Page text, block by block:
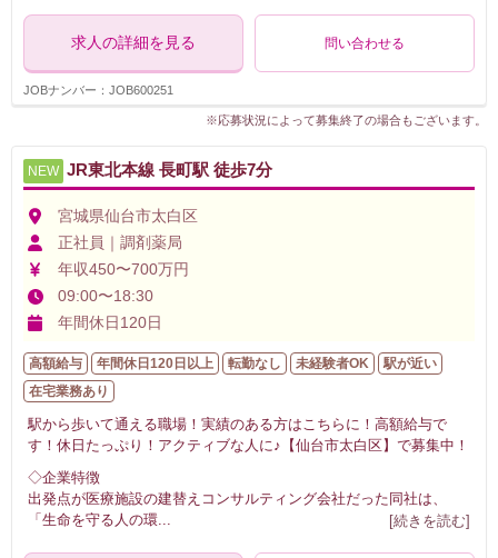
求人の詳細を見る 問い合わせる
JOBナンバー：JOB600251
※応募状況によって募集終了の場合もございます。
NEW JR東北本線 長町駅 徒歩7分
宮城県仙台市太白区
正社員｜調剤薬局
年収450〜700万円
09:00〜18:30
年間休日120日
高額給与 年間休日120日以上 転勤なし 未経験者OK
駅が近い
在宅業務あり
駅から歩いて通える職場！実績のある方はこちらに！高額給与で
す！休日たっぷり！アクティブな人に♪【仙台市太白区】で募集中！
◇企業特徴
出発点が医療施設の建替えコンサルティング会社だった同社は、
「生命を守る人の環... [続きを読む]